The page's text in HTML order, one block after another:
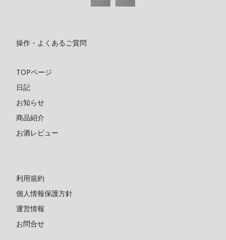
操作・よくあるご質問
TOPページ
日記
お知らせ
商品紹介
お酒レビュー
利用規約
個人情報保護方針
運営情報
お問合せ